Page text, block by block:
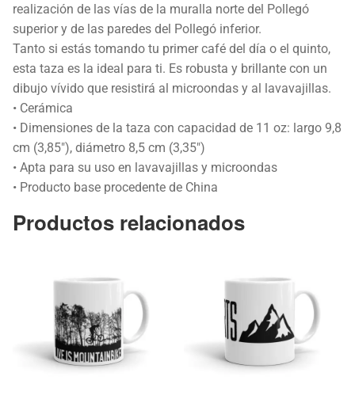
realización de las vías de la muralla norte del Pollegó
superior y de las paredes del Pollegó inferior.
Tanto si estás tomando tu primer café del día o el quinto,
esta taza es la ideal para ti. Es robusta y brillante con un
dibujo vívido que resistirá al microondas y al lavavajillas.
• Cerámica
• Dimensiones de la taza con capacidad de 11 oz: largo 9,8
cm (3,85″), diámetro 8,5 cm (3,35″)
• Apta para su uso en lavavajillas y microondas
• Producto base procedente de China
Productos relacionados